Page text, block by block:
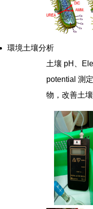
環境土壤分析
土壤 pH、
potential 測
物，改善土